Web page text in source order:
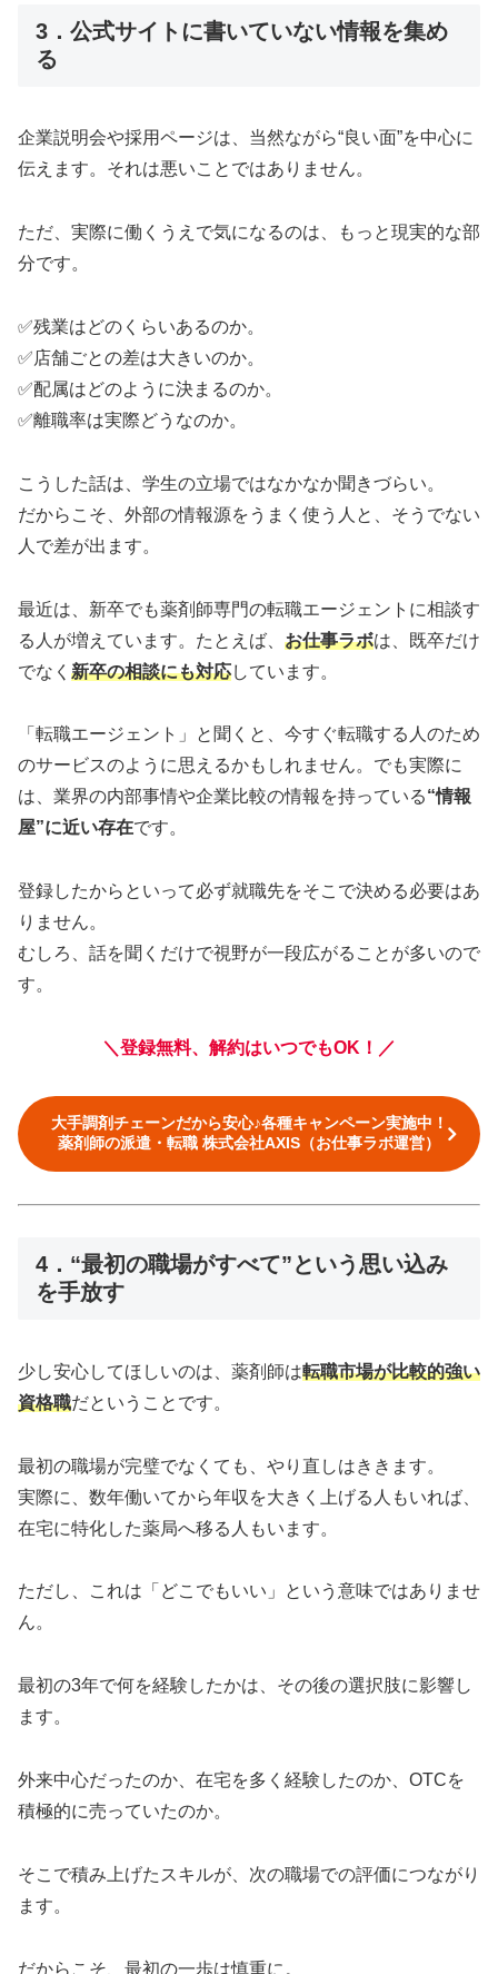
3．公式サイトに書いていない情報を集め
る
企業説明会や採用ページは、当然ながら“良い面”を中心に
伝えます。それは悪いことではありません。
ただ、実際に働くうえで気になるのは、もっと現実的な部
分です。
✅残業はどのくらいあるのか。
✅店舗ごとの差は大きいのか。
✅配属はどのように決まるのか。
✅離職率は実際どうなのか。
こうした話は、学生の立場ではなかなか聞きづらい。
だからこそ、外部の情報源をうまく使う人と、そうでない
人で差が出ます。
最近は、新卒でも薬剤師専門の転職エージェントに相談す
る人が増えています。たとえば、 お仕事ラボは、既卒だけ
でなく 新卒の相談にも対応しています。
「転職エージェント」と聞くと、今すぐ転職する人のため
のサービスのように思えるかもしれません。でも実際に
は、業界の内部事情や企業比較の情報を持っている“情報
屋”に近い存在です。
登録したからといって必ず就職先をそこで決める必要はあ
りません。
むしろ、話を聞くだけで視野が一段広がることが多いので
す。
＼登録無料、解約はいつでもOK！／
大手調剤チェーンだから安心♪各種キャンペーン実施中！
薬剤師の派遣・転職 株式会社AXIS（お仕事ラボ運営）
4．“最初の職場がすべて”という思い込み
を手放す
少し安心してほしいのは、薬剤師は転職市場が比較的強い
資格職だということです。
最初の職場が完璧でなくても、やり直しはききます。
実際に、数年働いてから年収を大きく上げる人もいれば、
在宅に特化した薬局へ移る人もいます。
ただし、これは「どこでもいい」という意味ではありませ
ん。
最初の3年で何を経験したかは、その後の選択肢に影響し
ます。
外来中心だったのか、在宅を多く経験したのか、OTCを
積極的に売っていたのか。
そこで積み上げたスキルが、次の職場での評価につながり
ます。
だからこそ、最初の一歩は慎重に。